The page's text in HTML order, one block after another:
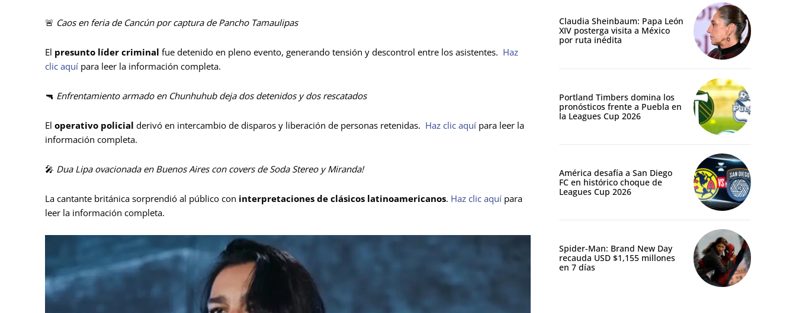
🚨 Caos en feria de Cancún por captura de Pancho Tamaulipas
El presunto líder criminal fue detenido en pleno evento, generando tensión y descontrol entre los asistentes. Haz
clic aquí para leer la información completa.
🔫 Enfrentamiento armado en Chunhuhub deja dos detenidos y dos rescatados
El operativo policial derivó en intercambio de disparos y liberación de personas retenidas. Haz clic aquí para leer la
información completa.
🎤 Dua Lipa ovacionada en Buenos Aires con covers de Soda Stereo y Miranda!
La cantante británica sorprendió al público con interpretaciones de clásicos latinoamericanos. Haz clic aquí para
leer la información completa.
Claudia Sheinbaum: Papa León
XIV posterga visita a México
por ruta inédita
Portland Timbers domina los
pronósticos frente a Puebla en
la Leagues Cup 2026
América desafía a San Diego
FC en histórico choque de
Leagues Cup 2026
Spider-Man: Brand New Day
recauda USD $1,155 millones
en 7 días